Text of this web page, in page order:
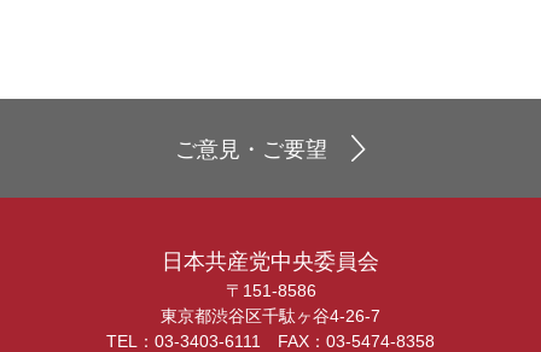
ご意見・ご要望
日本共産党中央委員会
〒151-8586
東京都渋谷区千駄ヶ谷4-26-7
TEL：03-3403-6111 FAX：03-5474-8358